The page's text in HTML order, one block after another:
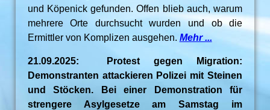
und Köpenick gefunden. Offen blieb auch, warum
mehrere Orte durchsucht wurden und ob die
Ermittler von Komplizen ausgehen. Mehr ...
21.09.2025: Protest gegen Migration:
Demonstranten attackieren Polizei mit Steinen
und Stöcken. Bei einer Demonstration für
strengere Asylgesetze am Samstag im